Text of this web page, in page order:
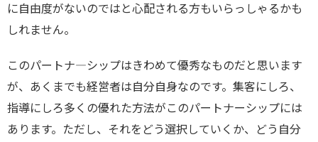
に自由度がないのではと心配される方もいらっしゃるかも
しれません。
このパートナ―シップはきわめて優秀なものだと思います
が、あくまでも経営者は自分自身なのです。集客にしろ、
指導にしろ多くの優れた方法がこのパートナーシップには
あります。ただし、それをどう選択していくか、どう自分